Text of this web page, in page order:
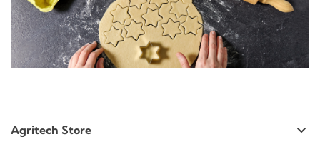
Agritech Store